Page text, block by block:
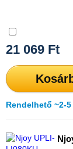
21 069 Ft
Rendelhető ~2-5